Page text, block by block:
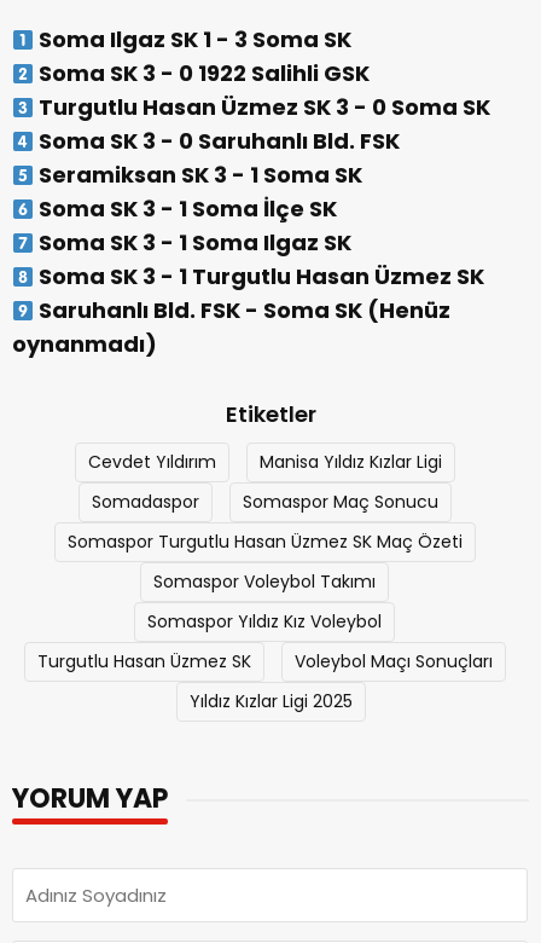
Soma Ilgaz SK 1 - 3 Soma SK
Soma SK 3 - 0 1922 Salihli GSK
Turgutlu Hasan Üzmez SK 3 - 0 Soma SK
Soma SK 3 - 0 Saruhanlı Bld. FSK
Seramiksan SK 3 - 1 Soma SK
Soma SK 3 - 1 Soma İlçe SK
Soma SK 3 - 1 Soma Ilgaz SK
Soma SK 3 - 1 Turgutlu Hasan Üzmez SK
Saruhanlı Bld. FSK - Soma SK (Henüz
oynanmadı)
Etiketler
Cevdet Yıldırım
Manisa Yıldız Kızlar Ligi
Somadaspor
Somaspor Maç Sonucu
Somaspor Turgutlu Hasan Üzmez SK Maç Özeti
Somaspor Voleybol Takımı
Somaspor Yıldız Kız Voleybol
Turgutlu Hasan Üzmez SK
Voleybol Maçı Sonuçları
Yıldız Kızlar Ligi 2025
YORUM YAP